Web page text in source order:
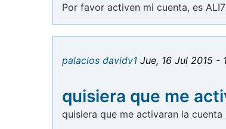
Por favor activen mi cuenta, es
palacios davidv1 Jue, 16 Jul 2015 -
quisiera que me
quisiera que me activaran la